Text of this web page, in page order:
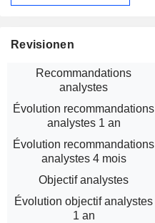
Revisionen
Recommandations
analystes
Évolution recommandations
analystes 1 an
Évolution recommandations
analystes 4 mois
Objectif analystes
Évolution objectif analystes
1 an